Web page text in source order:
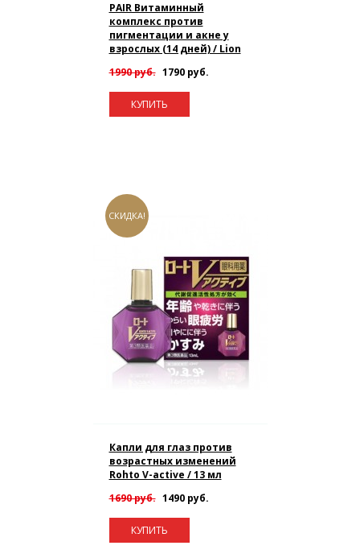
PAIR Витаминный
комплекс против
пигментации и акне у
взрослых (14 дней) / Lion
1990 руб. 1790 руб.
КУПИТЬ
СКИДКА!
Капли для глаз против
возрастных изменений
Rohto V-active / 13 мл
1690 руб. 1490 руб.
КУПИТЬ